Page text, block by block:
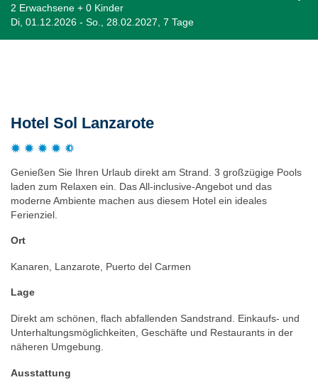
2 Erwachsene + 0 Kinder
Di, 01.12.2026 - So., 28.02.2027, 7 Tage
Hotel Sol Lanzarote
Genießen Sie Ihren Urlaub direkt am Strand. 3 großzügige Pools
laden zum Relaxen ein. Das All-inclusive-Angebot und das
moderne Ambiente machen aus diesem Hotel ein ideales
Ferienziel.
Ort
Kanaren, Lanzarote, Puerto del Carmen
Lage
Direkt am schönen, flach abfallenden Sandstrand. Einkaufs- und
Unterhaltungsmöglichkeiten, Geschäfte und Restaurants in der
näheren Umgebung.
Ausstattung